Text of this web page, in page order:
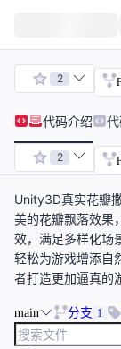
2
代码介绍
2
Unity3D真实花瓣
美的花瓣飘落效果
效，满足多样化场
轻松为游戏增添自
者打造更加逼真的
main 分支 1